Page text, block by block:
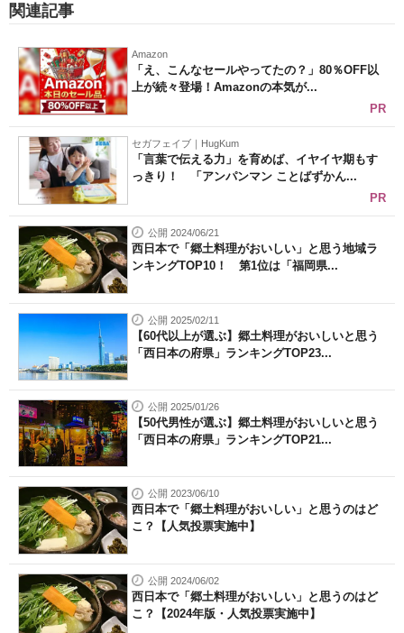
関連記事
Amazon
「え、こんなセールやってたの？」80％OFF以
上が続々登場！Amazonの本気が...
PR
セガフェイブ｜HugKum
「言葉で伝える力」を育めば、イヤイヤ期もす
っきり！ 「アンパンマン ことばずかん...
PR
公開 2024/06/21
西日本で「郷土料理がおいしい」と思う地域ラ
ンキングTOP10！ 第1位は「福岡県...
公開 2025/02/11
【60代以上が選ぶ】郷土料理がおいしいと思う
「西日本の府県」ランキングTOP23...
公開 2025/01/26
【50代男性が選ぶ】郷土料理がおいしいと思う
「西日本の府県」ランキングTOP21...
公開 2023/06/10
西日本で「郷土料理がおいしい」と思うのはど
こ？【人気投票実施中】
公開 2024/06/02
西日本で「郷土料理がおいしい」と思うのはど
こ？【2024年版・人気投票実施中】